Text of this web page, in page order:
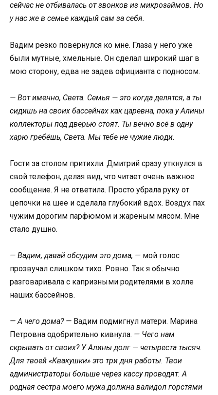
сейчас не отбивалась от звонков из микрозаймов. Но
у нас же в семье каждый сам за себя.
Вадим резко повернулся ко мне. Глаза у него уже
были мутные, хмельные. Он сделал широкий шаг в
мою сторону, едва не задев официанта с подносом.
— Вот именно, Света. Семья — это когда делятся, а ты
сидишь на своих бассейнах как царевна, пока у Алины
коллекторы под дверью стоят. Ты вечно всё в одну
харю гребёшь, Света. Мы тебе не чужие люди.
Гости за столом притихли. Дмитрий сразу уткнулся в
свой телефон, делая вид, что читает очень важное
сообщение. Я не ответила. Просто убрала руку от
цепочки на шее и сделала глубокий вдох. Воздух пах
чужим дорогим парфюмом и жареным мясом. Мне
стало душно.
— Вадим, давай обсудим это дома, — мой голос
прозвучал слишком тихо. Ровно. Так я обычно
разговаривала с капризными родителями в холле
наших бассейнов.
— А чего дома? — Вадим подмигнул матери. Марина
Петровна одобрительно кивнула. — Чего нам
скрывать от своих? У Алины долг — четыреста тысяч.
Для твоей «Квакушки» это три дня работы. Твои
администраторы больше через кассу проводят. А
родная сестра моего мужа должна валидол горстями